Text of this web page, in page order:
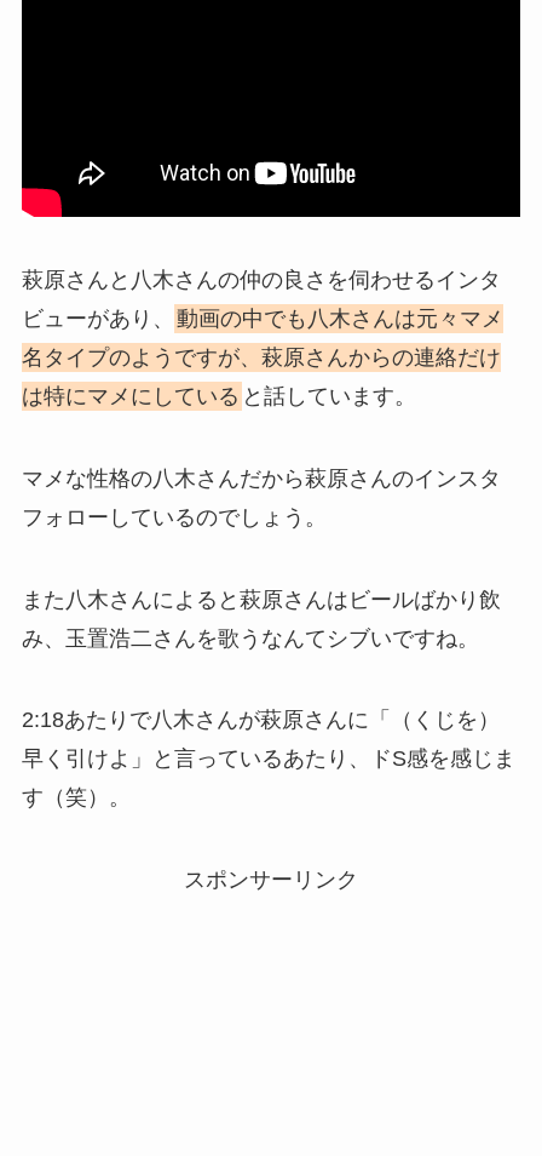
萩原さんと八木さんの仲の良さを伺わせるインタ
ビューがあり、
動画の中でも八木さんは元々マメ
名タイプのようですが、萩原さんからの連絡だけ
は特にマメにしている と話しています。
マメな性格の八木さんだから萩原さんのインスタ
フォローしているのでしょう。
また八木さんによると萩原さんはビールばかり飲
み、玉置浩二さんを歌うなんてシブいですね。
2:18あたりで八木さんが萩原さんに「（くじを）
早く引けよ」と言っているあたり、ドS感を感じま
す（笑）。
スポンサーリンク